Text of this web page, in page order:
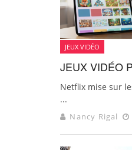
JEUX VIDÉO
JEUX VIDÉO
Netflix mise sur
...
Nancy Rigal